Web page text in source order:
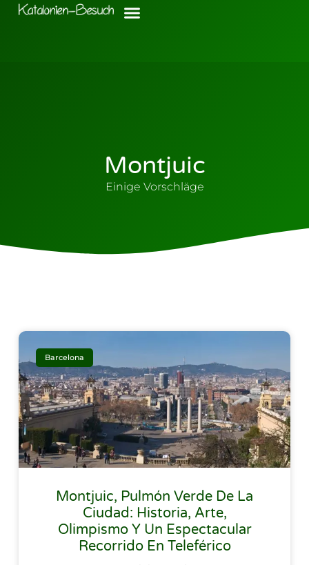
Montjuic
Einige Vorschläge
Barcelona
Montjuic, Pulmón Verde De La
Ciudad: Historia, Arte,
Olimpismo Y Un Espectacular
Recorrido En Teleférico